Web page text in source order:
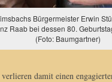
Bürgermeister Erwin
Raab bei dessen 80.
(Foto: Baumgartner)
damit einen